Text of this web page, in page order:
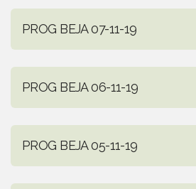
PROG BEJA 07-11-19
PROG BEJA 06-11-19
PROG BEJA 05-11-19